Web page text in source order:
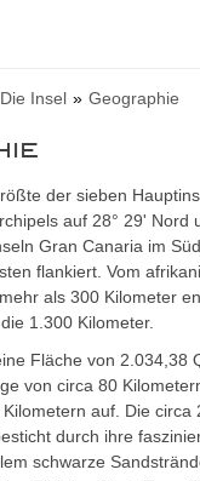
Die Insel Geographie
der sieben
auf 28° 29' Nord
Gran Canaria im
flankiert. Vom
als 300 Kilometer
1.300 Kilometer.
Fläche von 2.034,38
von circa 80
auf. Die circa
durch ihre
schwarze